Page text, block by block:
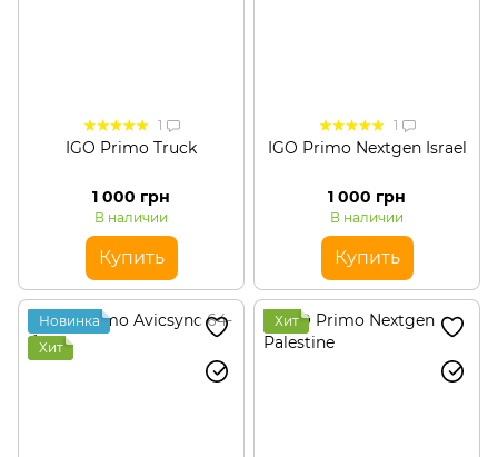
1
IGO Primo Truck
1 000 грн
В наличии
Купить
1
IGO Primo Nextgen Israel
1 000 грн
В наличии
Купить
Новинка
Хит
Хит